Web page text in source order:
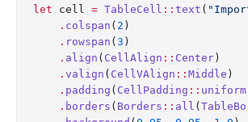
let cell = TableCell :: text (
    .
colspan ( 2
    .
rowspan ( 3
    .
align ( CellAlign :: Center
    .
valign ( CellVAlign :: Middle
    .
padding ( CellPadding :: uniform
    .
borders ( Borders :: all (